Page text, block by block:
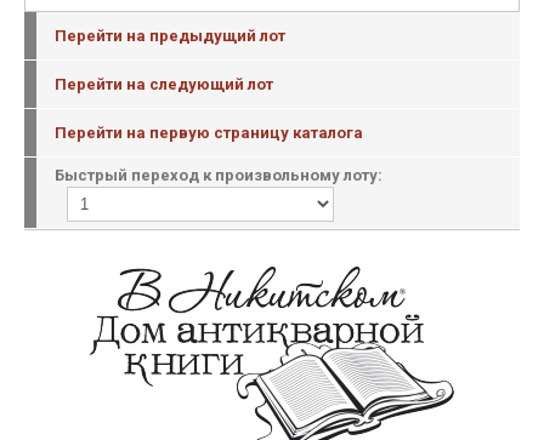
Перейти на предыдущий лот
Перейти на следующий лот
Перейти на первую страницу каталога
Быстрый переход к произвольному лоту: